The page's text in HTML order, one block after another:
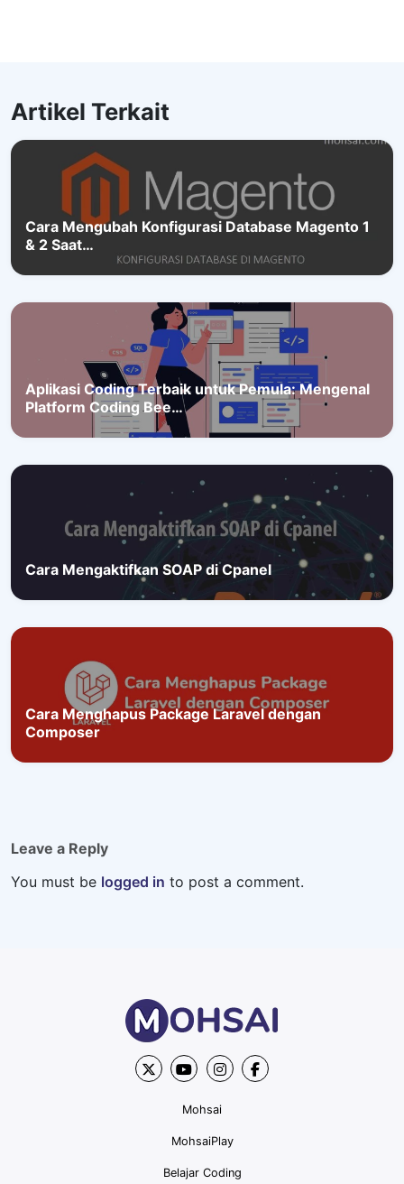
Artikel Terkait
Cara Mengubah Konfigurasi Database Magento 1
& 2 Saat…
Aplikasi Coding Terbaik untuk Pemula: Mengenal
Platform Coding Bee…
Cara Mengaktifkan SOAP di Cpanel
Cara Menghapus Package Laravel dengan
Composer
Leave a Reply
You must be logged in to post a comment.
Mohsai
MohsaiPlay
Belajar Coding